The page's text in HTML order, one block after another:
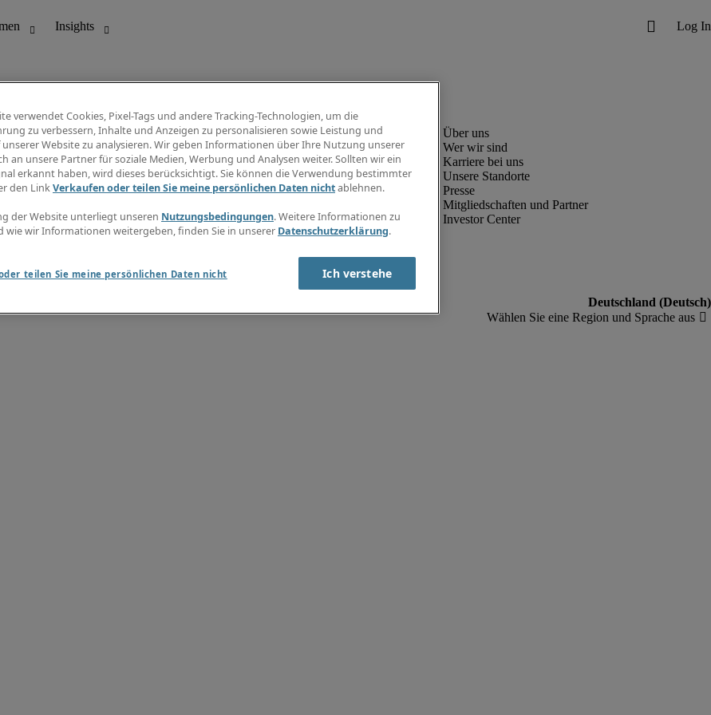
Info Center
Jobübersicht
Gehaltsübersicht
E-Learning
Wer wir sind
Karriere bei uns
Unsere Standorte
Presse
Mitgliedschaften und Partner
Investor Center
verwendet Cookies, Pixel-Tags und andere Tracking-Technologien, um die
zu verbessern, Inhalte und Anzeigen zu personalisieren sowie Leistung und
Website zu analysieren. Wir geben Informationen über Ihre Nutzung unserer
an unsere Partner für soziale Medien, Werbung und Analysen weiter. Sollten wir ein
erkannt haben, wird dieses berücksichtigt. Sie können die Verwendung bestimmter
den LinkVerkaufen oder teilen Sie meine persönlichen Daten nichtablehnen.
der Website unterliegt unseren Nutzungsbedingungen. Weitere Informationen zu
wie wir Informationen weitergeben, finden Sie in unserer Datenschutzerklärung.
teilen Sie meine persönlichen Daten nicht Ich verstehe